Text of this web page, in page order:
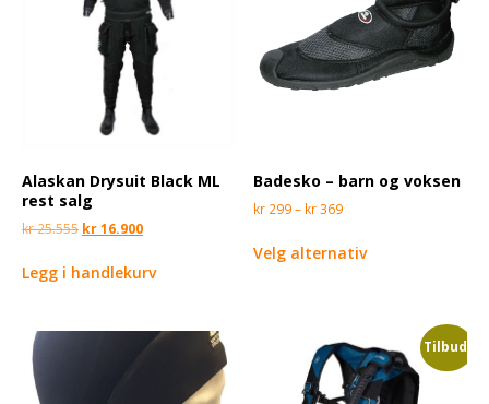
Alaskan Drysuit Black ML
rest salg
kr25.555 kr16.900
Legg i handlekurv
Badesko – barn og voksen
kr 299– kr369
Velg alternativ
Tilbud!